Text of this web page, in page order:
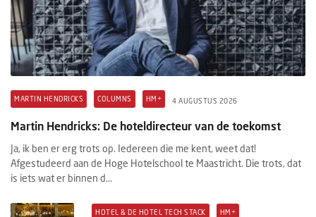
MARTIN HENDRICKS COLUMNS HM+ 4 AUGUSTUS 2026
Martin Hendricks: De hoteldirecteur van de toekomst
Ja, ik ben er erg trots op. Iedereen die me kent, weet dat!
Afgestudeerd aan de Hoge Hotelschool te Maastricht. Die trots, dat
is iets wat er binnen d...
HOTEL & DE HOTEL TECH STACK HM+